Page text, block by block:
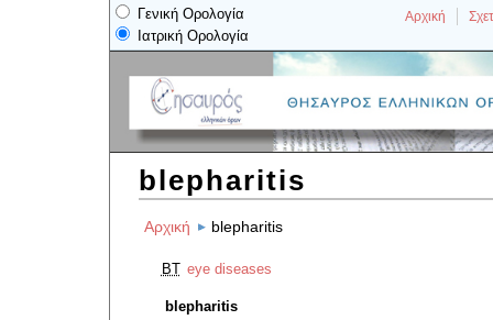
Γενική Ορολογία
Ιατρική Ορολογία
Αρχική
blepharitis
Αρχική blepharitis
BT eye diseases
blepharitis